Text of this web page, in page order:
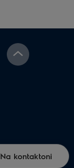
Na kontaktoni